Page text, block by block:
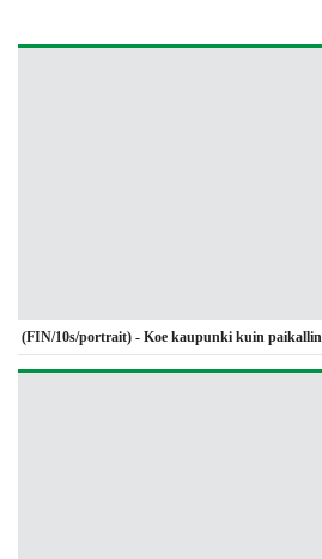
(FIN/10s/portrait) - Koe kaupunki kuin